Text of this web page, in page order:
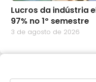
Lucros da indústria
97% no 1º semestre
3 de agosto de 2026